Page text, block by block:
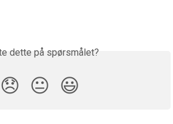
dette på spørsmålet?
😞 😐 😃